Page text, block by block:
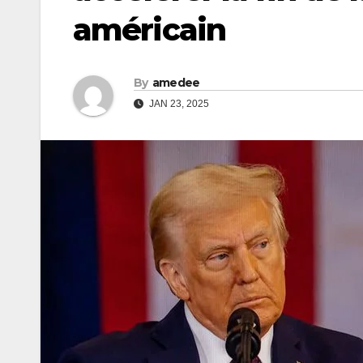
américain
By amedee
JAN 23, 2025